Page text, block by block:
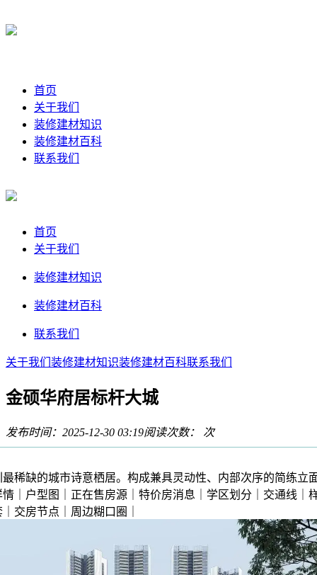
首页
关于我们
装修建材知识
装修建材百科
联系我们
首页
关于我们
装修建材知识
装修建材百科
联系我们
关于我们 装修建材知识装修建材百科联系我们
金硕华府居标杆大城
发布时间：2025-12-30 03:19阅读次数： 次
缺的城市诗意栖居。构成兼具灵动性、内部次序的简练立
｜户型图｜正在售房源｜特价房消息｜学区划分｜交通线｜
交房节点｜周边糊口圈｜